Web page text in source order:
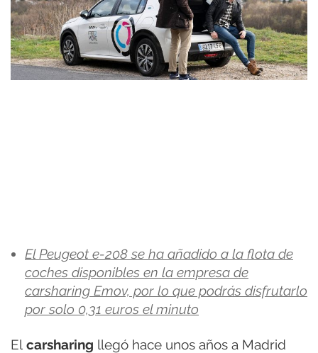
El Peugeot e-208 se ha añadido a la flota de
coches disponibles en la empresa de
carsharing Emov, por lo que podrás disfrutarlo
por solo 0,31 euros el minuto
El carsharing llegó hace unos años a Madrid